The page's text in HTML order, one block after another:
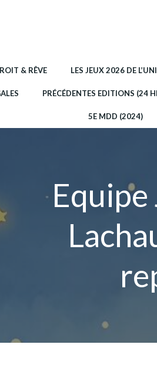
& RÊVE LES JEUX 2026 DE
PRÉCÉDENTES EDITIONS (24
5E MDD (2024)